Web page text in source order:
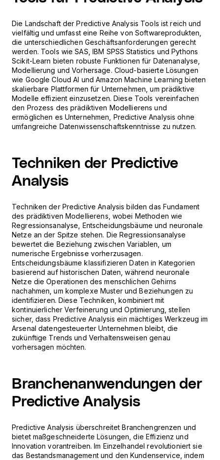
Die Landschaft der Predictive Analysis Tools ist reich und
vielfältig und umfasst eine Reihe von Softwareprodukten,
die unterschiedlichen Geschäftsanforderungen gerecht
werden. Tools wie SAS, IBM SPSS Statistics und Pythons
Scikit-Learn bieten robuste Funktionen für Datenanalyse,
Modellierung und Vorhersage. Cloud-basierte Lösungen
wie Google Cloud AI und Amazon Machine Learning bieten
skalierbare Plattformen für Unternehmen, um prädiktive
Modelle effizient einzusetzen. Diese Tools vereinfachen
den Prozess des prädiktiven Modellierens und
ermöglichen es Unternehmen, Predictive Analysis ohne
umfangreiche Datenwissenschaftskenntnisse zu nutzen.
Techniken der Predictive
Analysis
Techniken der Predictive Analysis bilden das Fundament
des prädiktiven Modellierens, wobei Methoden wie
Regressionsanalyse, Entscheidungsbäume und neuronale
Netze an der Spitze stehen. Die Regressionsanalyse
bewertet die Beziehung zwischen Variablen, um
numerische Ergebnisse vorherzusagen.
Entscheidungsbäume klassifizieren Daten in Kategorien
basierend auf historischen Daten, während neuronale
Netze die Operationen des menschlichen Gehirns
nachahmen, um komplexe Muster und Beziehungen zu
identifizieren. Diese Techniken, kombiniert mit
kontinuierlicher Verfeinerung und Optimierung, stellen
sicher, dass Predictive Analysis ein mächtiges Werkzeug im
Arsenal datengesteuerter Unternehmen bleibt, die
zukünftige Trends und Verhaltensweisen genau
vorhersagen möchten.
Branchenanwendungen der
Predictive Analysis
Predictive Analysis überschreitet Branchengrenzen und
bietet maßgeschneiderte Lösungen, die Effizienz und
Innovation vorantreiben. Im Einzelhandel revolutioniert sie
das Bestandsmanagement und den Kundenservice, indem